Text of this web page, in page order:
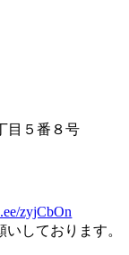
目５番８号
zyjCbOn
しております。